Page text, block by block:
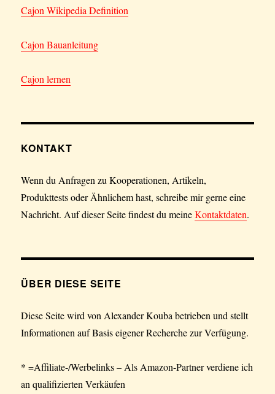
Cajon Wikipedia Definition
Cajon Bauanleitung
Cajon lernen
KONTAKT
Wenn du Anfragen zu Kooperationen, Artikeln,
Produkttests oder Ähnlichem hast, schreibe mir gerne eine
Nachricht. Auf dieser Seite findest du meineKontaktdaten.
ÜBER DIESE SEITE
Diese Seite wird von Alexander Kouba betrieben und stellt
Informationen auf Basis eigener Recherche zur Verfügung.
* =Affiliate-/Werbelinks – Als Amazon-Partner verdiene ich
an qualifizierten Verkäufen